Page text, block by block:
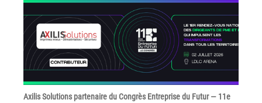
Notre offre grands comptes
Nos clients témoignent
Actualité
Rejoignez-nous
Axilis Solutions partenaire du Congrès Entreprise du Futur — 11e